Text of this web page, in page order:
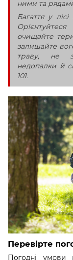
ними та
Багаття у
очищайте
залишайте
траву, не
недопалки й
101.
Перевірте
Погодні умови